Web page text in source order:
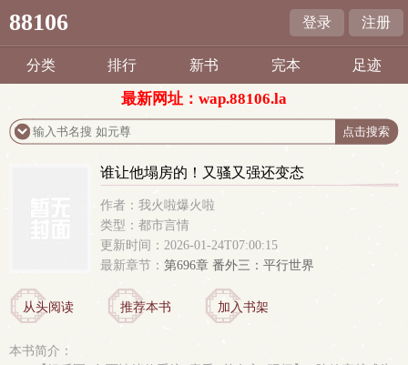
88106 登录 注册
分类 排行 新书 完本 足迹
最新网址：wap.88106.la
谁让他塌房的！又骚又强还变态
作者：我火啦爆火啦
类型：都市言情
更新时间：2026-01-24T07:00:15
最新章节： 第696章 番外三：平行世界
从头阅读 推荐本书 加入书架
本书简介：